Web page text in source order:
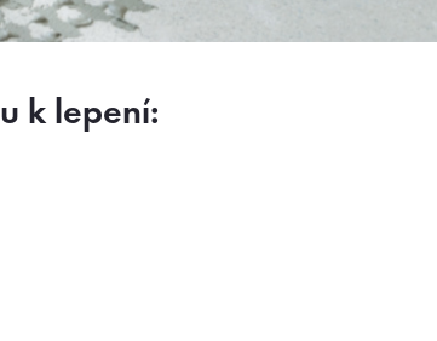
k lepení: